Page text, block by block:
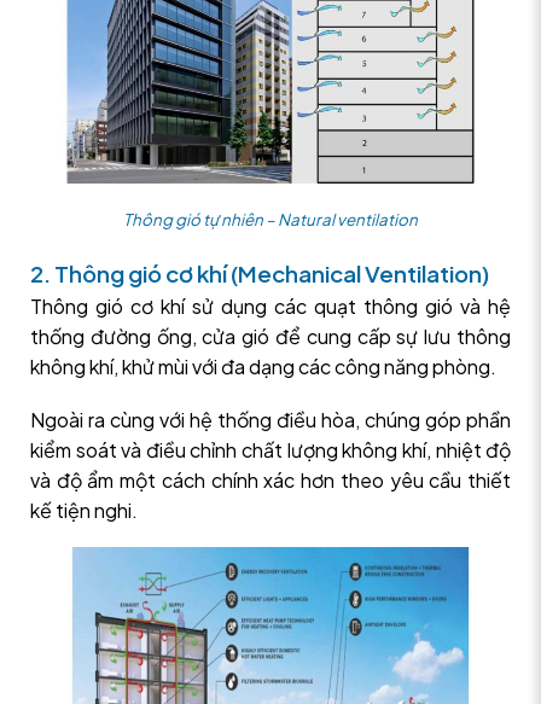
Thông gió tự nhiên – Natural ventilation
2. Thông gió cơ khí (Mechanical Ventilation)
Thông gió cơ khí sử dụng các quạt thông gió và hệ
thống đường ống, cửa gió để cung cấp sự lưu thông
không khí, khử mùi với đa dạng các công năng phòng.
Ngoài ra cùng với hệ thống điều hòa, chúng góp phần
kiểm soát và điều chỉnh chất lượng không khí, nhiệt độ
và độ ẩm một cách chính xác hơn theo yêu cầu thiết
kế tiện nghi.